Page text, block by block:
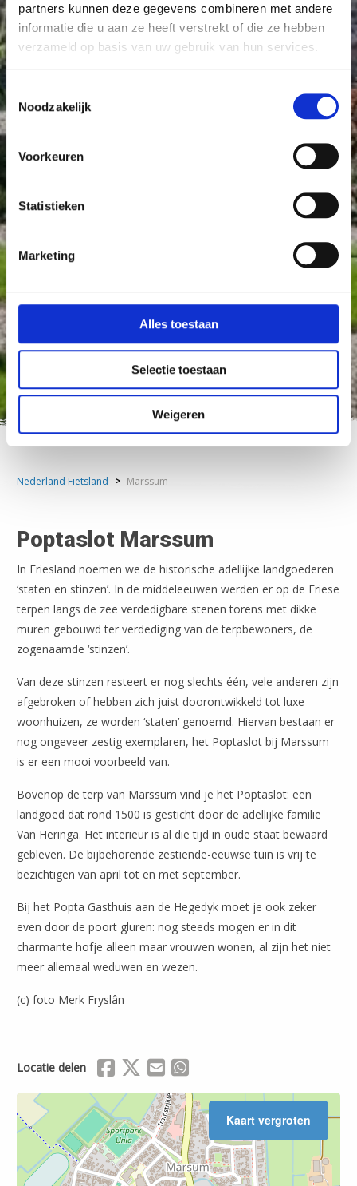
partners kunnen deze gegevens combineren met andere
informatie die u aan ze heeft verstrekt of die ze hebben
verzameld op basis van uw gebruik van hun services.
Toestemmingsselectie
Noodzakelijk
Voorkeuren
Statistieken
Marketing
Alles toestaan
Selectie toestaan
Weigeren
Nederland Fietsland > Marssum
Poptaslot Marssum
In Friesland noemen we de historische adellijke landgoederen
‘staten en stinzen’. In de middeleeuwen werden er op de Friese
terpen langs de zee verdedigbare stenen torens met dikke
muren gebouwd ter verdediging van de terpbewoners, de
zogenaamde ‘stinzen’.
Van deze stinzen resteert er nog slechts één, vele anderen zijn
afgebroken of hebben zich juist doorontwikkeld tot luxe
woonhuizen, ze worden ‘staten’ genoemd. Hiervan bestaan er
nog ongeveer zestig exemplaren, het Poptaslot bij Marssum
is er een mooi voorbeeld van.
Bovenop de terp van Marssum vind je het Poptaslot: een
landgoed dat rond 1500 is gesticht door de adellijke familie
Van Heringa. Het interieur is al die tijd in oude staat bewaard
gebleven. De bijbehorende zestiende-eeuwse tuin is vrij te
bezichtigen van april tot en met september.
Bij het Popta Gasthuis aan de Hegedyk moet je ook zeker
even door de poort gluren: nog steeds mogen er in dit
charmante hofje alleen maar vrouwen wonen, al zijn het niet
meer allemaal weduwen en wezen.
(c) foto Merk Fryslân
Locatie delen Delen via Facebook
Delen via X (Twitter)
Delen via Mail
Kaart vergroten